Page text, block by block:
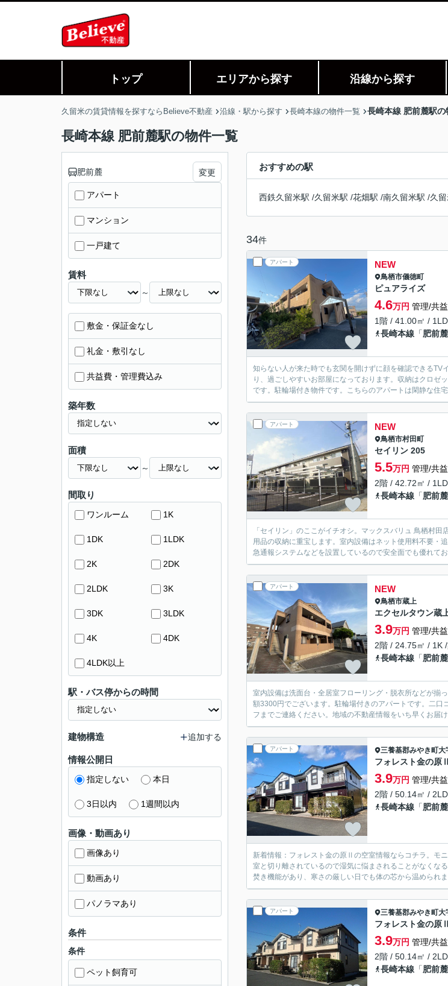
トップ エリアから探す 沿線から探す
久留米の賃貸情報を探すならBelieve不動産 沿線・駅から探す 長崎本線の物件一覧 長崎本線 肥前麓駅の
長崎本線 肥前麓駅の物件一覧
おすすめの駅
西鉄久留米駅 /久留米駅 /花畑駅 /南久留米駅 /久
34件
アパート NEW
鳥栖市儀徳町
ピュアライズ
4.6万円 管理/共
1階 / 41.00㎡ /
長崎本線 「肥前麓
知らない人が来た時でも玄関を開けずに顔を確認できる
り、過ごしやすいお部屋になっております。収納はクロゼ
です。駐輪場付き物件です。こちらのアパートは閑静な住
アパート NEW
鳥栖市村田町
セイリン 205
5.5万円 管理/共
2階 / 42.72㎡ /
長崎本線 「肥前麓
「セイリン」のここがイチオシ。マックスバリュ 鳥栖村
用品の収納に重宝します。室内設備はネット使用料不要・
急通報システムなどを設置しているので安全面でも優れて
アパート NEW
鳥栖市蔵上
エクセルタウン蔵
3.9万円 管理/共
2階 / 24.75㎡ / 1K
長崎本線 「肥前麓
室内設備は洗面台・全居室フローリング・脱衣所などが揃
額3300円でございます。駐輪場付きのアパートです。二
フまでご連絡ください。地域の不動産情報をいち早くお届け
アパート 三養基郡みやき町大
フォレスト金の原
3.9万円 管理/共
2階 / 50.14㎡ /
長崎本線 「肥前麓
新着情報：フォレスト金の原Ⅱの空室情報ならコチラ。モ
室と切り離されているので湿気に悩まされることがなくな
焚き機能があり、寒さの厳しい日でも体の芯から温められ
アパート 三養基郡みやき町大
フォレスト金の原
3.9万円 管理/共
2階 / 50.14㎡ /
長崎本線 「肥前麓
肥前麓 変更
アパート
マンション
一戸建て
賃料
～
敷金・保証金なし
礼金・敷引なし
共益費・管理費込み
築年数
面積
～
間取り
ワンルーム 1K
1DK 1LDK
2K 2DK
2LDK 3K
3DK 3LDK
4K 4DK
4LDK以上
駅・バス停からの時間
建物構造 追加する
情報公開日
指定しない 本日
3日以内 1週間以内
画像・動画あり
画像あり
動画あり
パノラマあり
条件
条件
ペット飼育可